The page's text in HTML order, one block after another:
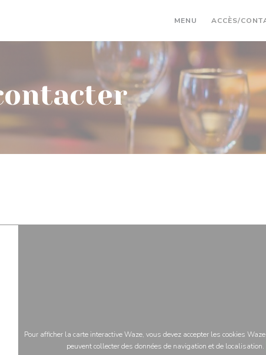
MENU ((OUVRE UNE
ACCÈS/
Pour afficher la carte interactive Waze, vous devez accepter les cookies
peuvent collecter des données de navigation et de localisation.